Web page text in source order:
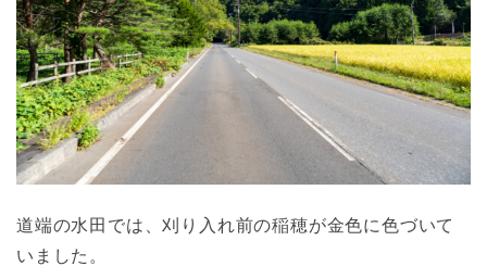
道端の水田では、刈り入れ前の稲穂が金色に色づいて
いました。